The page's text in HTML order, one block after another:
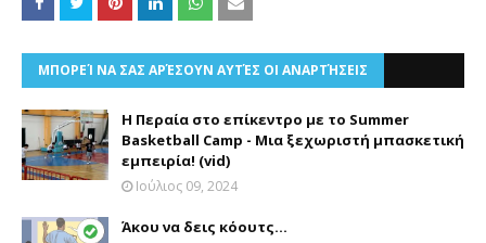
ΜΠΟΡΕΊ ΝΑ ΣΑΣ ΑΡΈΣΟΥΝ ΑΥΤΈΣ ΟΙ ΑΝΑΡΤΉΣΕΙΣ
Η Περαία στο επίκεντρο με το Summer
Basketball Camp - Μια ξεχωριστή μπασκετική
εμπειρία! (vid)
Ιούλιος 09, 2024
Άκου να δεις κόουτς…